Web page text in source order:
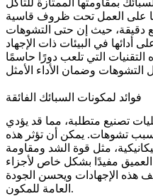
بمقاومتها الممتازة للتآكل
دقيقة، حيث إن حتى التشوهات
أدائها في البيئات ذات الإجهاد
التقنيات التي تلعب دورًا حاسمًا
فوائد لمكونات السبائك الفائقة
تصنيع متطلبة، مما قد يؤدي
تشوهات. يمكن أن تؤثر هذه
مثل قوة الشد ومقاومة
مفيدًا بشكل خاص لأجزاء
هذه الإجهادات ويحسن الجودة
العامة للمكون.